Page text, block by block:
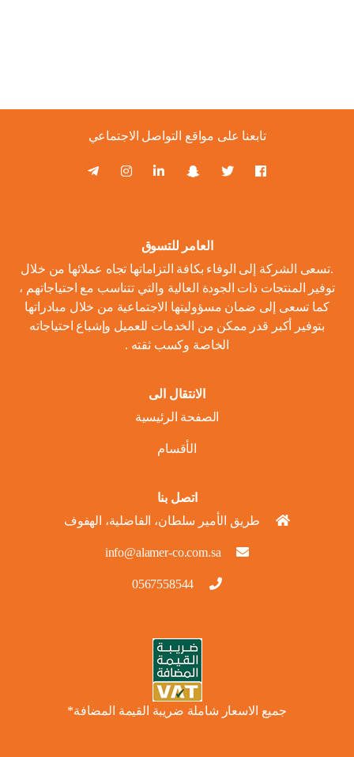
تابعنا على مواقع التواصل الاجتماعي
العامر للتسوق
.تسعى الشركة إلى الوفاء بكافة التزاماتها تجاه عملائها من خلال
توفير المنتجات ذات الجودة العالية والتي تتناسب مع احتياجاتهم ،
كما تسعى إلى ضمان مسؤوليتها الاجتماعية من خلال مبادراتها
بتوفير أكبر قدر ممكن من الخدمات للعميل وإشباع احتياجاته
الخاصة وكسب ثقته .
الانتقال الى
الصفحة الرئيسية
الأقسام
اتصل بنا
طريق الأمير سلطان، الفاضلية، الهفوف
info@alamer-co.com.sa
0567558544
جميع الاسعار شاملة ضريبة القيمة المضافة*